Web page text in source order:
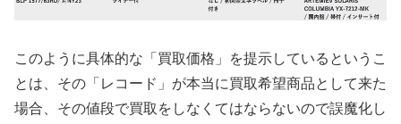
このように具体的な「買取価格」を提示しているというこ
とは、その「レコード」が本当に買取希望商品として来た
場合、その値段で買取をしなくてはならないので誤魔化し